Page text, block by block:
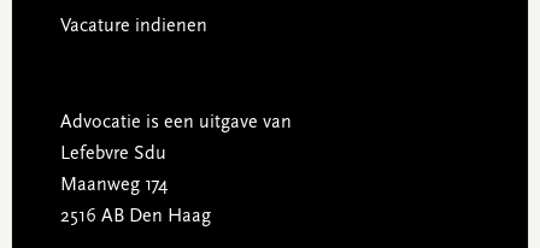
Vacature indienen
Advocatie is een uitgave van
Lefebvre Sdu
Maanweg 174
2516 AB Den Haag